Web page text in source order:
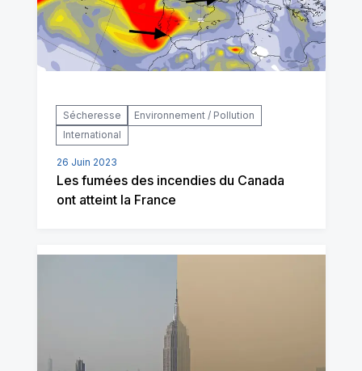
Sécheresse
Environnement / Pollution
International
26 Juin 2023
Les fumées des incendies du Canada
ont atteint la France